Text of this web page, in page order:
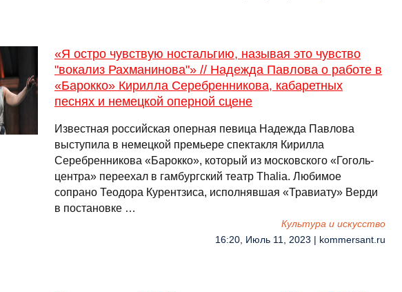
«Я остро чувствую ностальгию, называя это чувство
"вокализ Рахманинова"» // Надежда Павлова о работе в
«Барокко» Кирилла Серебренникова, кабаретных
песнях и немецкой оперной сцене
Известная российская оперная певица Надежда Павлова
выступила в немецкой премьере спектакля Кирилла
Серебренникова «Барокко», который из московского «Гоголь-
центра» переехал в гамбургский театр Thalia. Любимое
сопрано Теодора Курентзиса, исполнявшая «Травиату» Верди
в постановке …
Культура и искусство
16:20, Июль 11, 2023 | kommersant.ru